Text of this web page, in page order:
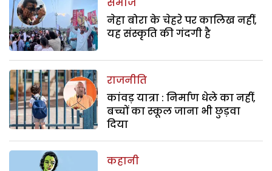
नेहा बोरा के चेहरे पर कालिख नहीं,
यह संस्कृति की गंदगी है
राजनीति
कांवड़ यात्रा : निर्माण धेले का नहीं,
बच्चों का स्कूल जाना भी छुड़वा
दिया
कहानी